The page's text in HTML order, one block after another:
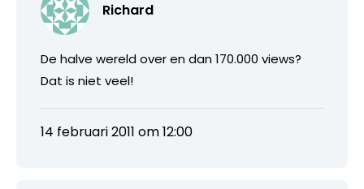
Richard
De halve wereld over en dan 170.000 views?
Dat is niet veel!
14 februari 2011 om 12:00